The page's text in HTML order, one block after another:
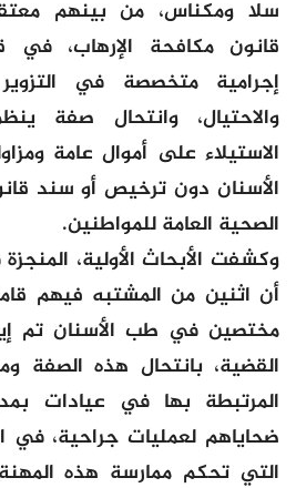
سلا ومكناس، من بينهم
قانون مكافحة الإرهاب، في
إجرامية متخصصة في
والاحتيال، وانتحال صفة
الاستيلاء على أموال عامة
الأسنان دون ترخيص أو سند
الصحية العامة للمواطنين.
وكشفت الأبحاث الأولية،
مختصين في طب الأسنان تم
القضية، بانتحال هذه الصفة
المرتبطة بها في عيادات
ضحاياهم لعمليات جراحية، في
التي تحكم ممارسة هذه